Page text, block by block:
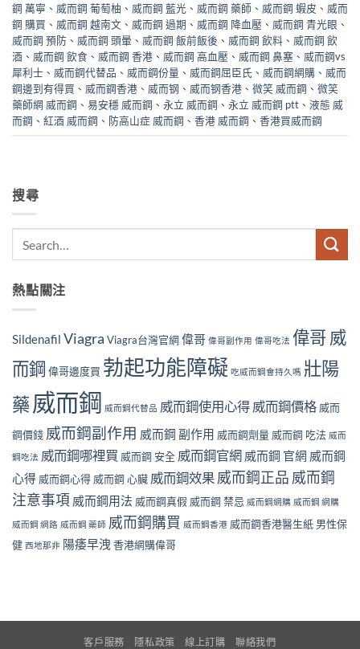
鋼 萬寧 、 威而鋼 葡萄柚 、 威而鋼 藍光 、 威而鋼 藥師 、 威而鋼 蝦皮 、 威而
鋼 購買 、 威而鋼 越南文 、 威而鋼 過期 、 威而鋼 降血壓 、 威而鋼 青光眼 、
威而鋼 預防 、 威而鋼 頭暈 、 威而鋼 飯前飯後 、 威而鋼 飲料 、 威而鋼 飲
酒 、 威而鋼 飲食 、 威而鋼 香港 、 威而鋼 高血壓 、 威而鋼 鼻塞 、 威而鋼vs
犀利士 、 威而鋼代替品 、 威而鋼份量 、 威而鋼屈臣氏 、 威而鋼網購 、 威而
鋼邊到有得買 、 威而鋼香港 、 威而钢 、 威而钢香港 、 微笑 威而鋼 、 微笑
藥師網 威而鋼 、 易安穩 威而鋼 、 永立 威而鋼 、 永立 威而鋼 ptt 、 液態 威
而鋼 、 紅酒 威而鋼 、 防高山症 威而鋼 、 香港 威而鋼 、 香港買威而鋼
搜尋
熱點關注
Sildenafil Viagra Viagra台灣官網偉哥 偉哥副作用 偉哥吃法 偉哥 威
而鋼 偉哥邊度買 勃起功能障礙 吃威而鋼會持久嗎 壯陽
藥 威而鋼 威而鋼代替品 威而鋼使用心得 威而鋼價格 威而
鋼價錢 威而鋼副作用 威而鋼 副作用 威而鋼劑量 威而鋼 吃法 威而
鋼吃法 威而鋼哪裡買 威而鋼 安全 威而鋼官網 威而鋼 官網 威而鋼
心得 威而鋼心得 威而鋼 心臟 威而鋼效果 威而鋼正品 威而鋼
注意事項 威而鋼用法 威而鋼真假 威而鋼 禁忌 威而鋼網購 威而鋼 網購
威而鋼 網路 威而鋼 藥師 威而鋼購買 威而鋼香港 威而鋼香港醫生紙 男性保
健 西地那非 陽痿早洩 香港網購偉哥
客戶服務 隱私政策 線上訂購 聯絡我們